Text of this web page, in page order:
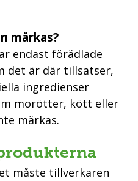
märkas?
endast förädlade
det är där tillsatser,
ingredienser
morötter, kött eller
märkas.
måste tillverkaren